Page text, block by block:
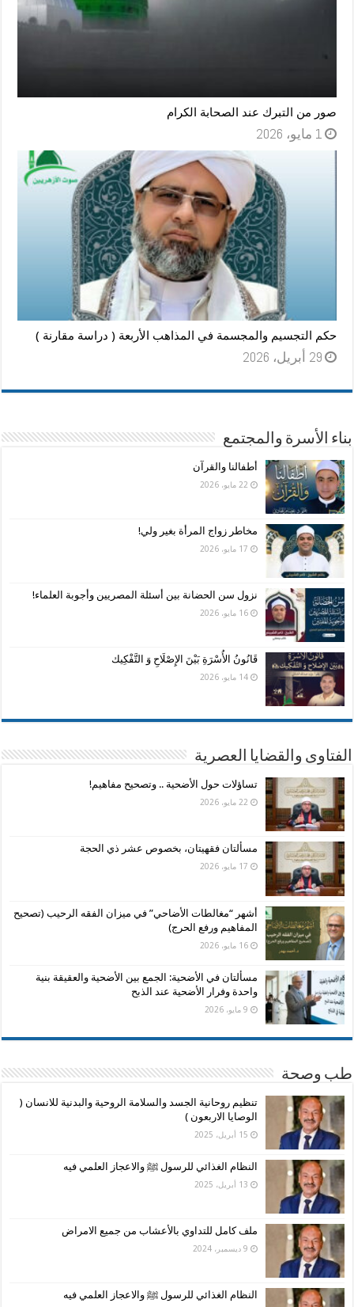
صور من التبرك عند الصحابة الكرام
1 مايو، 2026
حكم التجسيم والمجسمة في المذاهب الأربعة ( دراسة مقارنة )
29 أبريل، 2026
بناء الأسرة والمجتمع
أطفالنا والقرآن
22 مايو، 2026
مخاطر زواج المرأة بغير ولي!
17 مايو، 2026
نزول سن الحضانة بين أسئلة المصريين وأجوبة العلماء!
16 مايو، 2026
قَانُونُ الأُسْرَةِ بَيْنَ الإِصْلَاحِ وَ التَّفْكِيك
14 مايو، 2026
الفتاوى والقضايا العصرية
تساؤلات حول الأضحية .. وتصحيح مفاهيم!
22 مايو، 2026
مسألتان فقهيتان، بخصوص عشر ذي الحجة
17 مايو، 2026
أشهر “مغالطات الأضاحي” في ميزان الفقه الرحيب (تصحيح
المفاهيم ورفع الحرج)
16 مايو، 2026
مسألتان في الأضحية: الجمع بين الأضحية والعقيقة بنية
واحدة وفرار الأضحية عند الذبح
9 مايو، 2026
طب وصحة
تنظيم روحانية الجسد والسلامة الروحية والبدنية للانسان (
الوصايا الاربعون )
15 أبريل، 2025
النظام الغذائي للرسول ﷺ والاعجاز العلمي فيه
13 أبريل، 2025
ملف كامل للتداوي بالأعشاب من جميع الامراض
9 ديسمبر، 2024
النظام الغذائي للرسول ﷺ والاعجاز العلمي فيه